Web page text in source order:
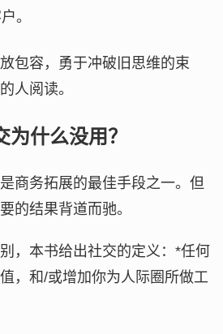
。
包容，勇于冲破旧思维的束
人阅读。
什么没用？
商务拓展的最佳手段之一。但
的结果背道而驰。
，本书给出社交的定义：*任何
，和/或增加你为人际圈所做工